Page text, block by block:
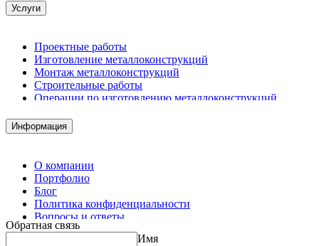
Услуги
Проектные работы
Изготовление металлоконструкций
Монтаж металлоконструкций
Строительные работы
Операции по изготовлению металлоконструкций
Комплектация металлопроката
Изготовление винтовых свай
Информация
О компании
Портфолио
Блог
Политика конфиденциальности
Вопросы и ответы
Контакты
Обратная связь
Имя